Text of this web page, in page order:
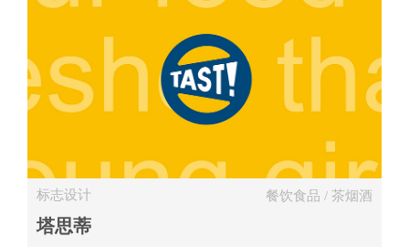
标志设计 餐饮食品 / 茶烟酒
塔思蒂